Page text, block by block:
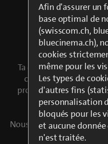
blueTV
Cinema
Merci
Ta commande sera
ouvrables. Si tu as
promotionnelle, nous
Nous te souhaitons de
Afin d'assurer un
base optimal de
(swisscom.ch,
bluecinema.ch),
cookies
même pour les
Les types de
d'autres fins
personnalisation
bloqués pour les
et aucune
n'est traitée.